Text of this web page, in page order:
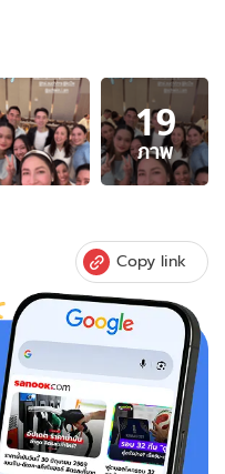
19
ภาพ
Copy link